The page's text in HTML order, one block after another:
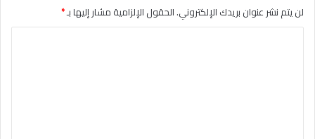
لن يتم نشر عنوان بريدك الإلكتروني.الحقول الإلزامية مشار إليها بـ*